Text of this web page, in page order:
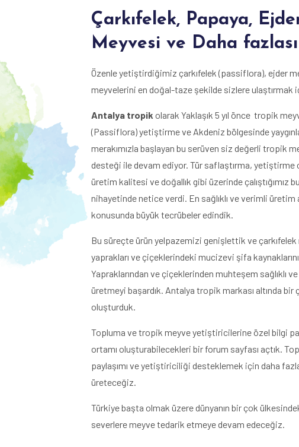
Çarkıfelek, Papaya,
Meyvesi ve Daha fazlası
Özenle yetiştirdiğimiz çarkıfelek (passiflora), ejder
meyvelerini en doğal-taze şekilde sizlere ulaştırmak
Antalya tropik olarak Yaklaşık 5 yıl önce tropik
(Passiflora) yetiştirme ve Akdeniz bölgesinde
merakımızla başlayan bu serüven siz değerli tropik
desteği ile devam ediyor. Tür saflaştırma, yetiştirme
üretim kalitesi ve doğallık gibi üzerinde çalıştığımız
nihayetinde netice verdi. En sağlıklı ve verimli üretim
konusunda büyük tecrübeler edindik.
Bu süreçte ürün yelpazemizi genişlettik ve
yaprakları ve çiçeklerindeki mucizevi şifa
Yapraklarından ve çiçeklerinden muhteşem sağlıklı
üretmeyi başardık. Antalya tropik markası altında
oluşturduk.
Topluma ve tropik meyve yetiştiricilerine özel bilgi
ortamı oluşturabilecekleri bir forum sayfası açtık.
paylaşımı ve yetiştiriciliği desteklemek için daha
üreteceğiz.
Türkiye başta olmak üzere dünyanın bir çok
severlere meyve tedarik etmeye devam edeceğiz.